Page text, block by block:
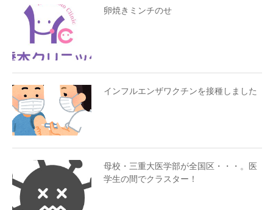
卵焼きミンチのせ
インフルエンザワクチンを接種しました
母校・三重大医学部が全国区・・・。医
学生の間でクラスター！